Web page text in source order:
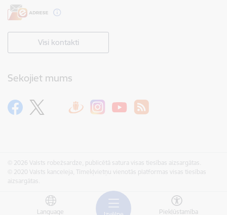
Language Piekļūstamība
Visi kontakti
Sekojiet mums
© 2026 Valsts robežsardze, publicētā satura visas tiesības aizsargātas.
© 2020 Valsts kanceleja, Tīmekļvietņu vienotās platformas visas tiesības
aizsargātas.